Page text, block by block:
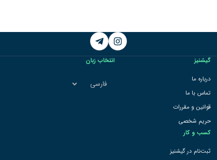
Instagram
Telegram
گیشنیز
درباره ما
تماس با ما
قوانین و مقررات
حریم شخصی
کسب و کار
ثبت‌نام در گیشنیز
انتخاب زبان
انتخاب
زبان